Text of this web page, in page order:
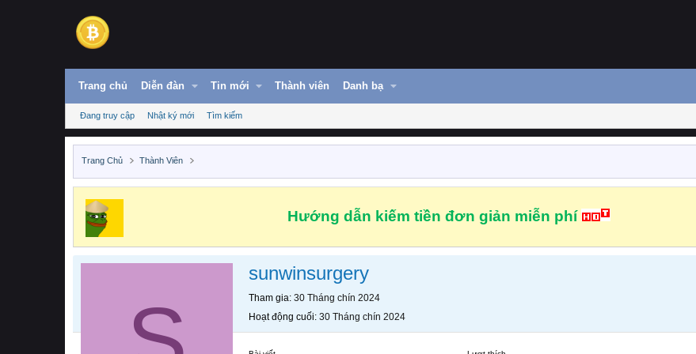
Trang chủ Diễn đàn Tin mới Thành viên Danh bạ
Đang truy cập Nhật ký mới Tìm kiếm
Trang Chủ Thành Viên
Hướng dẫn kiếm tiền đơn giản miễn phí
sunwinsurgery
Tham gia 30 Tháng chín 2024
Hoạt động cuối 30 Tháng chín 2024